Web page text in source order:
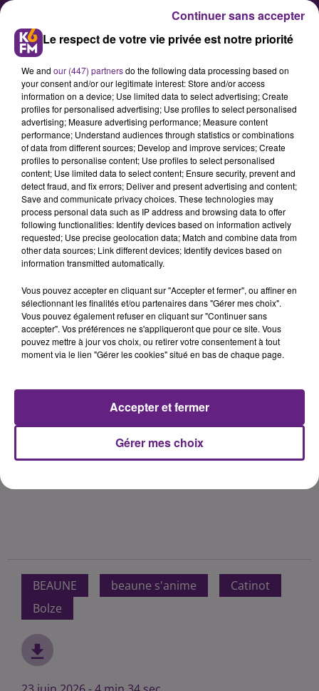
Beaune s'anime: un été de
festivités dans tous les quartiers
BEAUNE beaune s'anime
Catinot
Bolze
Le respect de votre vie privée est notre priorité
We and our (447) partnersdo the following data processing based on
your consent and/or our legitimate interest: Store and/or access
information on a device; Use limited data to select advertising; Create
profiles for personalised advertising; Use profiles to select personalised
advertising; Measure advertising performance; Measure content
performance; Understand audiences through statistics or combinations
of data from different sources; Develop and improve services; Create
profiles to personalise content; Use profiles to select personalised
content; Use limited data to select content; Ensure security, prevent and
detect fraud, and fix errors; Deliver and present advertising and content;
Save and communicate privacy choices. These technologies may
process personal data such as IP address and browsing data to offer
following functionalities: Identify devices based on information actively
requested; Use precise geolocation data; Match and combine data from
other data sources; Link different devices; Identify devices based on
information transmitted automatically.
Vous pouvez accepter en cliquant sur "Accepter et fermer", ou affiner en
sélectionnant les finalités et/ou partenaires dans "Gérer mes choix".
Vous pouvez également refuser en cliquant sur "Continuer sans
accepter". Vos préférences ne s'appliqueront que pour ce site. Vous
pouvez mettre à jour vos choix, ou retirer votre consentement à tout
moment via le lien "Gérer les cookies" situé en bas de chaque page.
Gérer mes choix
Accepter et fermer
Continuer sans accepter